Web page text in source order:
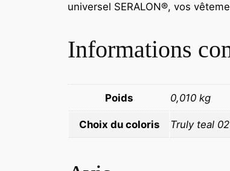
universel SERALON®, vos
Informations
Poids 0,010 kg
Choix du coloris Truly teal